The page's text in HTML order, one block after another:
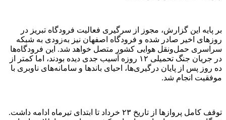
بر پایه این گزارش، مجوز از سرگیری فعالیت فرودگاه تبریز در
روز‌های اخیر صادر شده و فرودگاه اصفهان نیز به‌زودی به شبکه
سراسری حمل‌ونقل هوایی کشور متصل خواهد شد. این فرودگاه‌ها
در جریان جنگ تحمیلی ۱۲ روزه آسیب جدی دیده بودند، اما کمتر از
ده روز پس از پایان درگیری‌ها، احیای باند‌ها و سامانه‌های ناوبری با
موفقیت انجام شد.
توقف کامل پرواز‌ها از تاریخ ۲۳ خرداد تا ابتدای تیرماه ادامه داشت.